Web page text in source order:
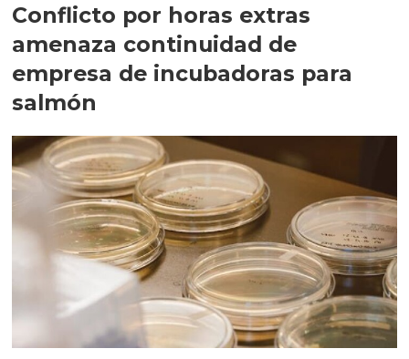
Conflicto por horas extras
amenaza continuidad de
empresa de incubadoras para
salmón